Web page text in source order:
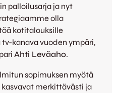
palloilusarja ja nyt
olla
kotitalouksille
kanava vuoden ympäri,
Ahti Leväaho.
sopimuksen myötä
merkittävästi ja